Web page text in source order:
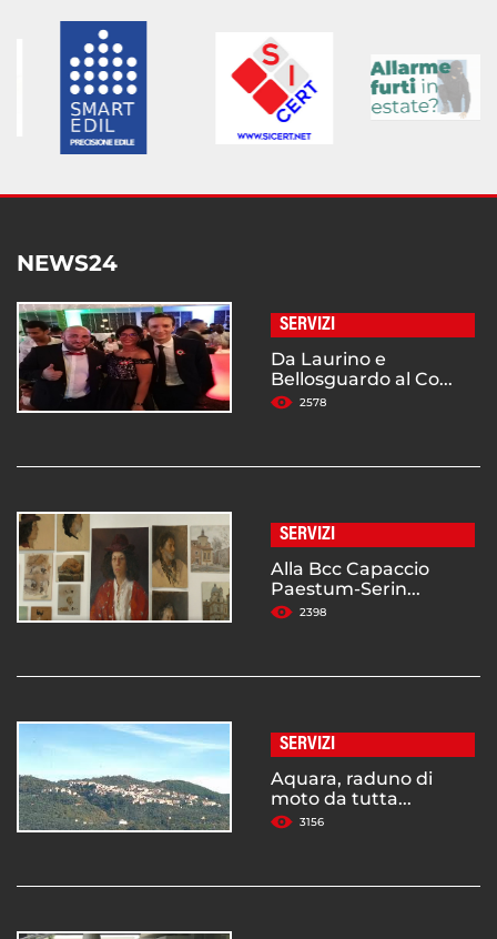
NEWS24
SERVIZI
Da Laurino e
Bellosguardo al Co...
2578
SERVIZI
Alla Bcc Capaccio
Paestum-Serin...
2398
SERVIZI
Aquara, raduno di
moto da tutta...
3156